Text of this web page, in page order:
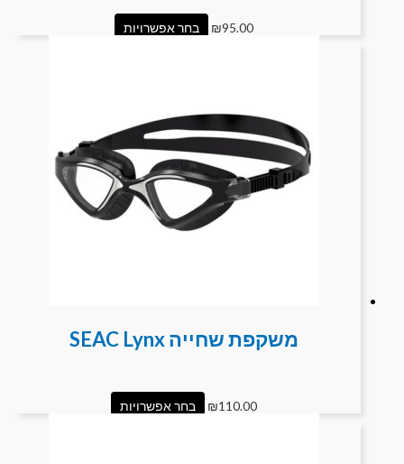
₪95.00 בחר אפשרויות
משקפת שחייה SEAC Lynx
₪110.00 בחר אפשרויות